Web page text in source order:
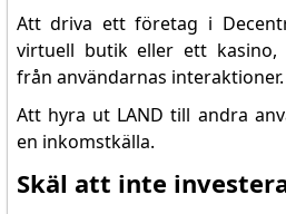
Att driva ett företag i
virtuell butik eller ett kasino,
från användarnas interaktioner.
Att hyra ut LAND till andra
en inkomstkälla.
Skäl att inte